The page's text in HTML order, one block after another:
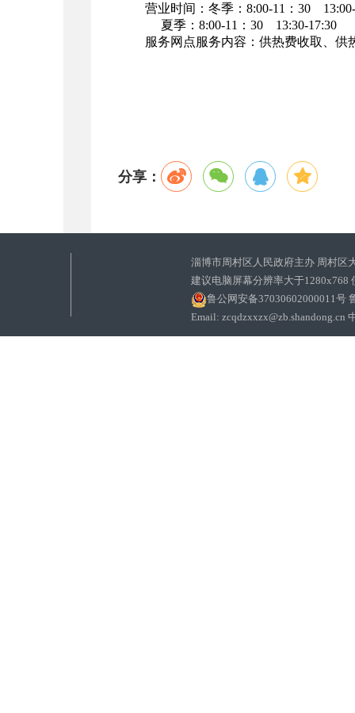
营业时间：冬季：8:00-11 ：30 13:00-
夏季：8:00-11 ：30 13:30-17:30
服务网点服务内容：供热费收取、供
分享：
淄博市周村区人民政府主办 周村区
建议电脑屏幕分辨率大于1280x768
鲁公网安备37030602000011号
Email: zcqdzxxzx@zb.shandong.cn